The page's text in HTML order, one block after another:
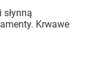
Krwawe